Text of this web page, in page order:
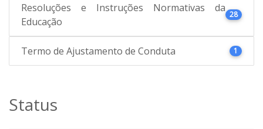
Resoluções e Instruções Normativas da
Educação
28
Termo de Ajustamento de Conduta 1
Status